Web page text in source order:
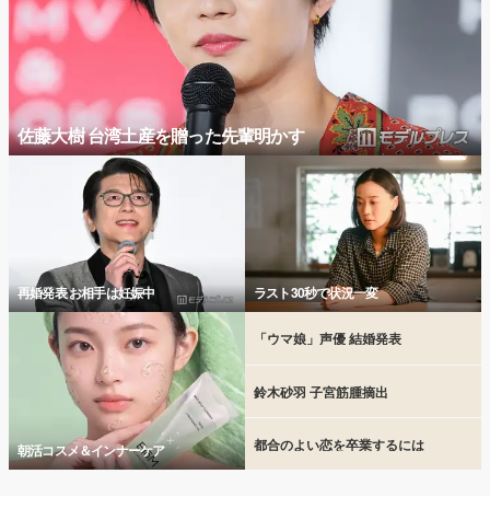
佐藤大樹 台湾土産を贈った先輩明かす
再婚発表 お相手は妊娠中 ラスト30秒で状況一変
朝活コスメ＆インナーケア
「ウマ娘」声優 結婚発表
鈴木砂羽 子宮筋腫摘出
都合のよい恋を卒業するには